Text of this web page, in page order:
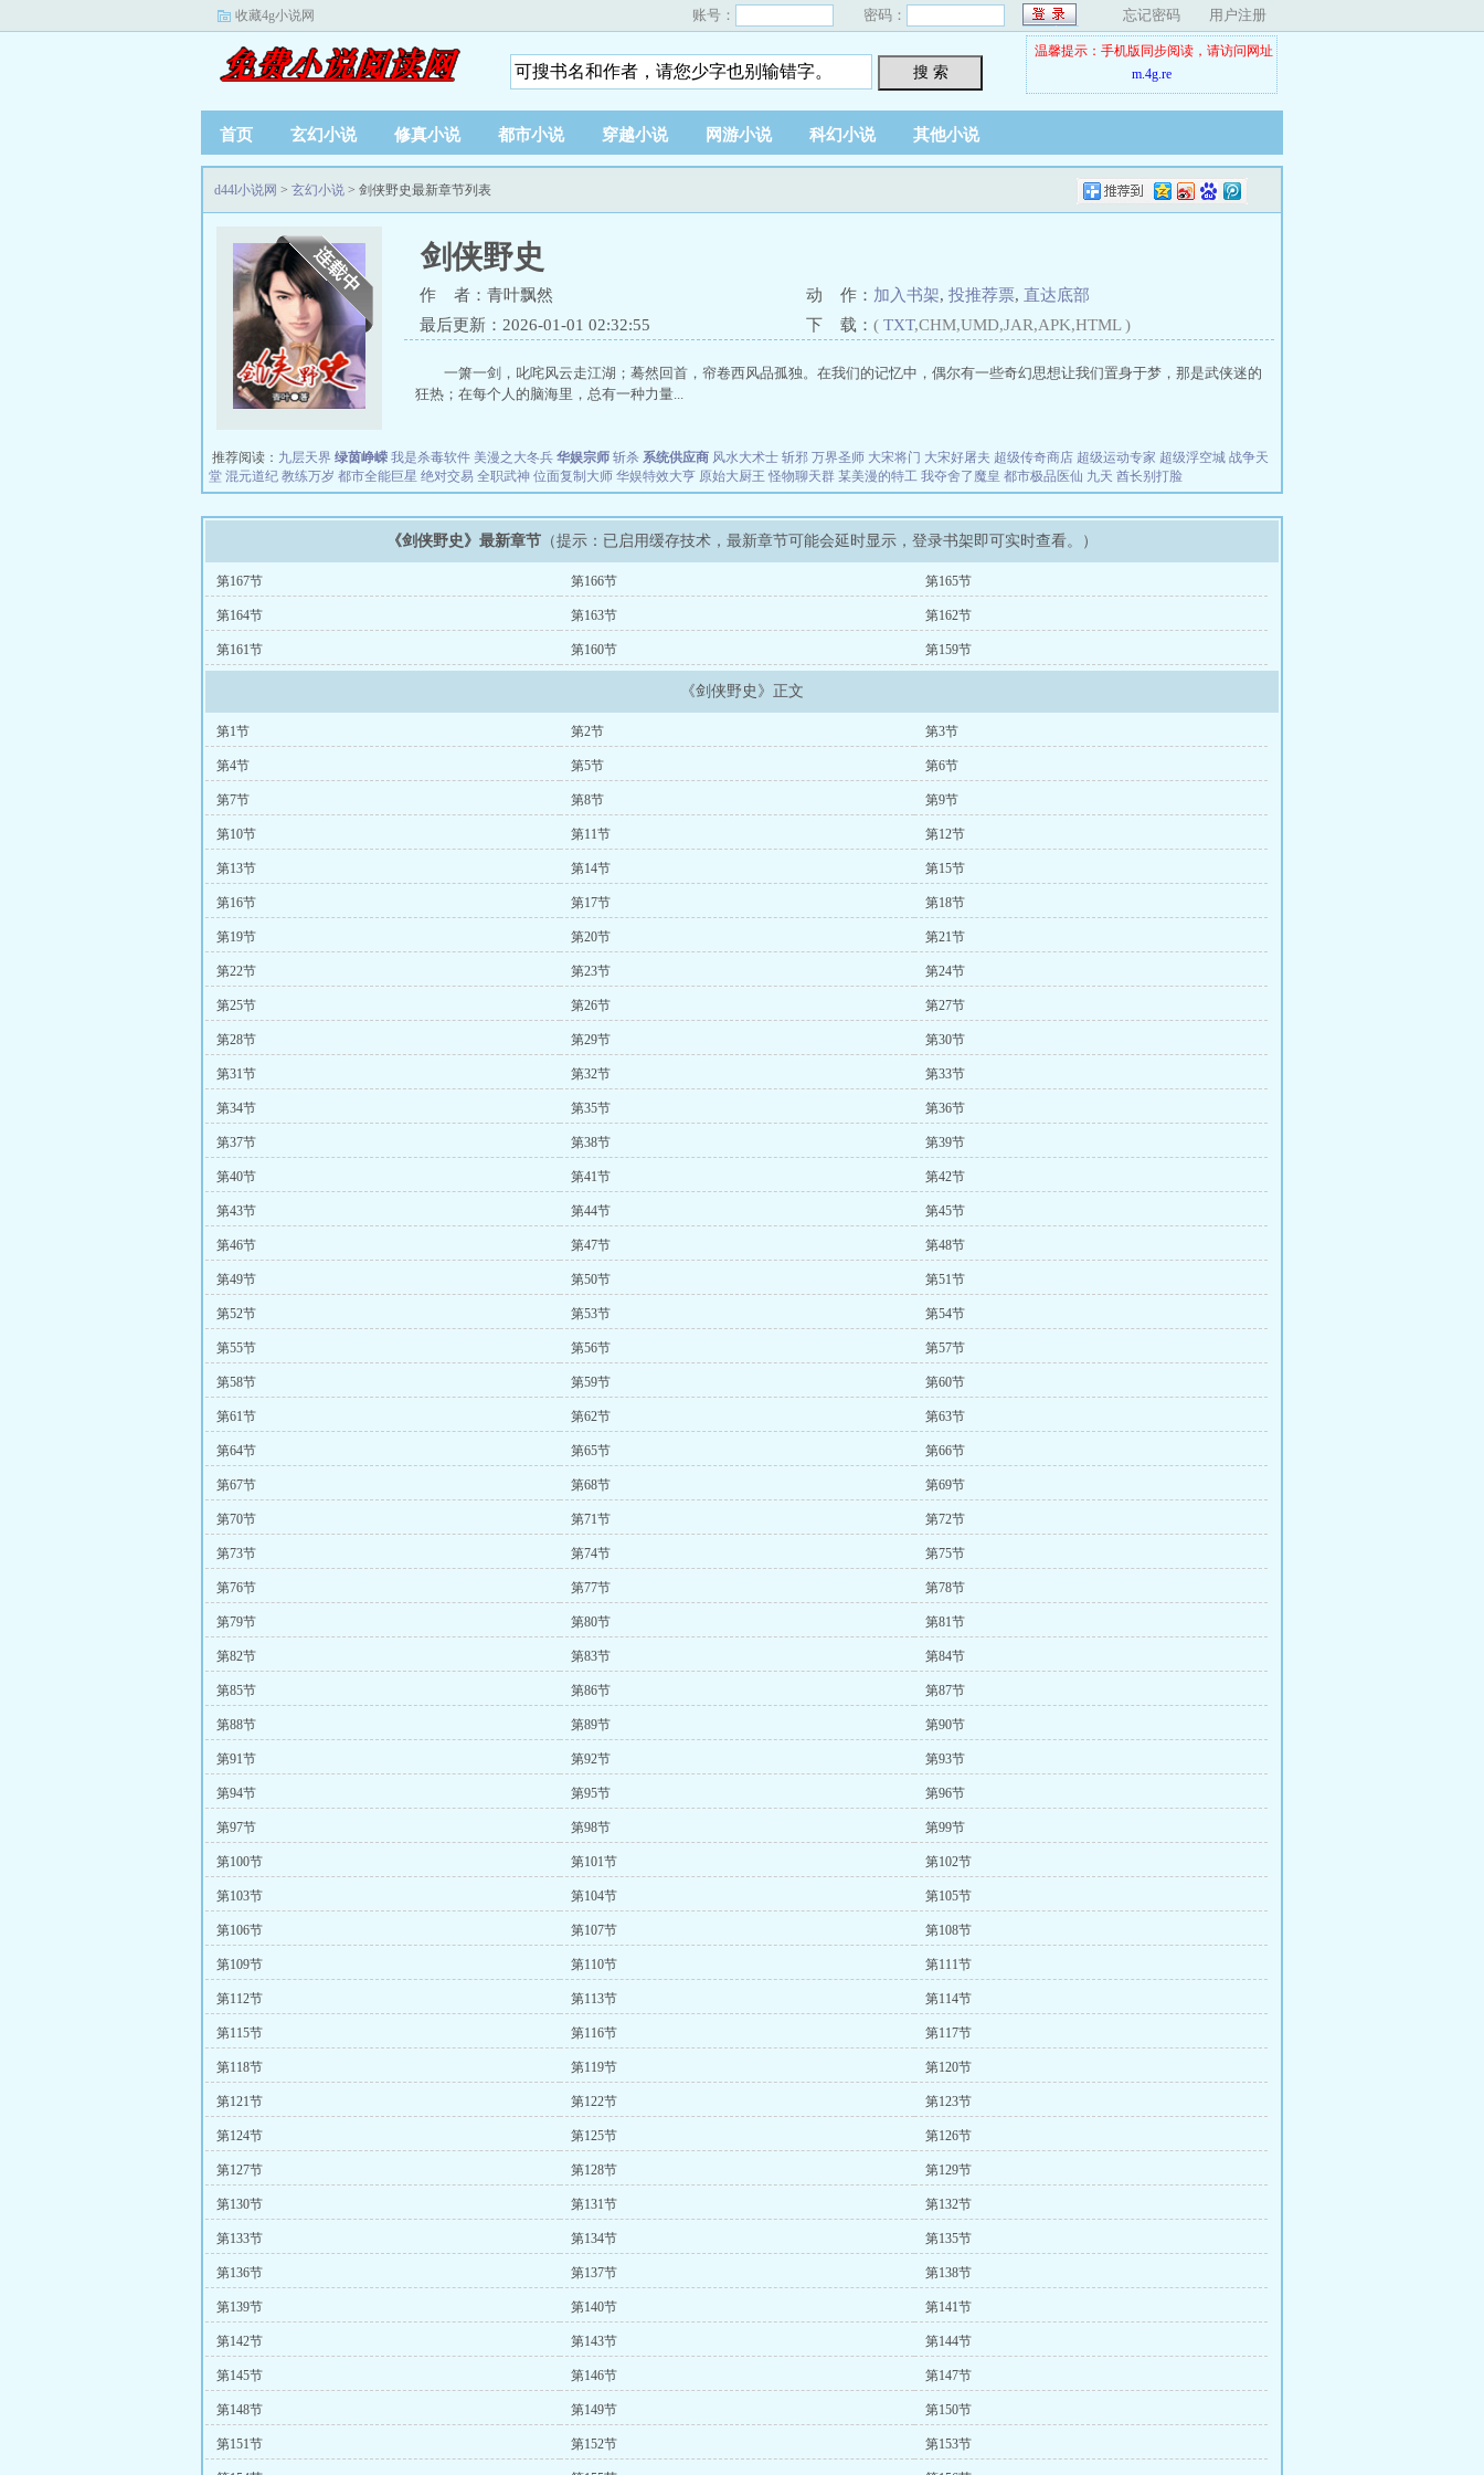
收藏4g小说网 账号： 密码： 忘记密码 用户注册
搜 索
温馨提示：手机版同步阅读，请访问网址
m.4g.re
首页 玄幻小说 修真小说 都市小说 穿越小说 网游小说 科幻小说 其他小说
d44l小说网 > 玄幻小说 > 剑侠野史最新章节列表
剑侠野史
作 者：青叶飘然 动 作： 加入书架, 投推荐票, 直达底部
最后更新：2026-01-01 02:32:55
下 载： ( TXT,CHM,UMD,JAR,APK,HTML )
一箫一剑，叱咤风云走江湖；蓦然回首，帘卷西风品孤独。在我们的记忆中，偶尔有一些奇幻思想让我们置身于梦，那是武侠迷的
狂热；在每个人的脑海里，总有一种力量...
推荐阅读： 九层天界 绿茵峥嵘 我是杀毒软件 美漫之大冬兵 华娱宗师 斩杀 系统供应商 风水大术士 斩邪 万界圣师 大宋将门 大宋好屠夫 超级传奇商店 超级运动专家 超级浮空城 战争天
堂 混元道纪 教练万岁 都市全能巨星 绝对交易 全职武神 位面复制大师 华娱特效大亨 原始大厨王 怪物聊天群 某美漫的特工 我夺舍了魔皇 都市极品医仙 九天 酋长别打脸
《剑侠野史》最新章节 （提示：已启用缓存技术，最新章节可能会延时显示，登录书架即可实时查看。）
第167节 第166节 第165节
第164节 第163节 第162节
第161节 第160节 第159节
《剑侠野史》正文
第1节 第2节 第3节
第4节 第5节 第6节
第7节 第8节 第9节
第10节 第11节 第12节
第13节 第14节 第15节
第16节 第17节 第18节
第19节 第20节 第21节
第22节 第23节 第24节
第25节 第26节 第27节
第28节 第29节 第30节
第31节 第32节 第33节
第34节 第35节 第36节
第37节 第38节 第39节
第40节 第41节 第42节
第43节 第44节 第45节
第46节 第47节 第48节
第49节 第50节 第51节
第52节 第53节 第54节
第55节 第56节 第57节
第58节 第59节 第60节
第61节 第62节 第63节
第64节 第65节 第66节
第67节 第68节 第69节
第70节 第71节 第72节
第73节 第74节 第75节
第76节 第77节 第78节
第79节 第80节 第81节
第82节 第83节 第84节
第85节 第86节 第87节
第88节 第89节 第90节
第91节 第92节 第93节
第94节 第95节 第96节
第97节 第98节 第99节
第100节 第101节 第102节
第103节 第104节 第105节
第106节 第107节 第108节
第109节 第110节 第111节
第112节 第113节 第114节
第115节 第116节 第117节
第118节 第119节 第120节
第121节 第122节 第123节
第124节 第125节 第126节
第127节 第128节 第129节
第130节 第131节 第132节
第133节 第134节 第135节
第136节 第137节 第138节
第139节 第140节 第141节
第142节 第143节 第144节
第145节 第146节 第147节
第148节 第149节 第150节
第151节 第152节 第153节